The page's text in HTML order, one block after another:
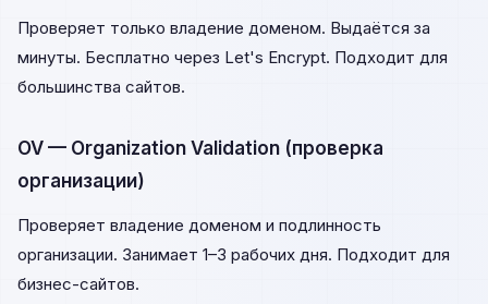
Проверяет только владение доменом. Выдаётся за
минуты. Бесплатно через Let's Encrypt. Подходит для
большинства сайтов.
OV — Organization Validation (проверка
организации)
Проверяет владение доменом и подлинность
организации. Занимает 1–3 рабочих дня. Подходит для
бизнес-сайтов.